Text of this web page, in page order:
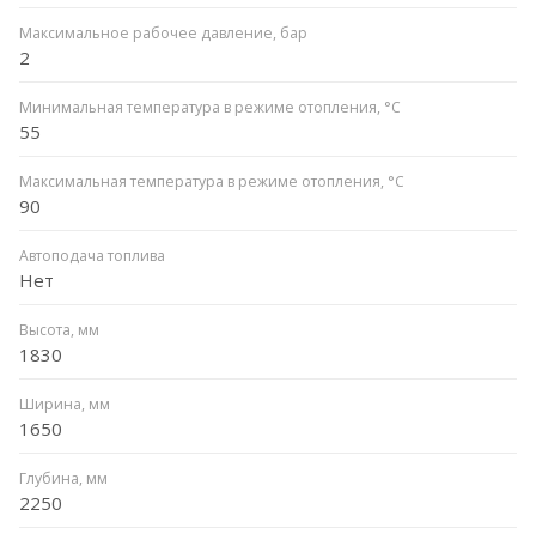
Максимальное рабочее давление, бар
2
Минимальная температура в режиме отопления, °C
55
Максимальная температура в режиме отопления, °C
90
Автоподача топлива
Нет
Высота, мм
1830
Ширина, мм
1650
Глубина, мм
2250